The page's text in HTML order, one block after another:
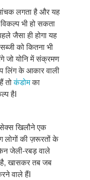
लगता है और यह
भी हो सकता
जैसा ही होगा यह
को कितना भी
जो योनि में संक्रमण
लिंग के आकार वाली
तोकंडोमका
हैI
खिलौने एक
लोगों की ज़रूरतों के
जेली-रबड़ वाले
है, खासकर तब जब
वाले हैंI